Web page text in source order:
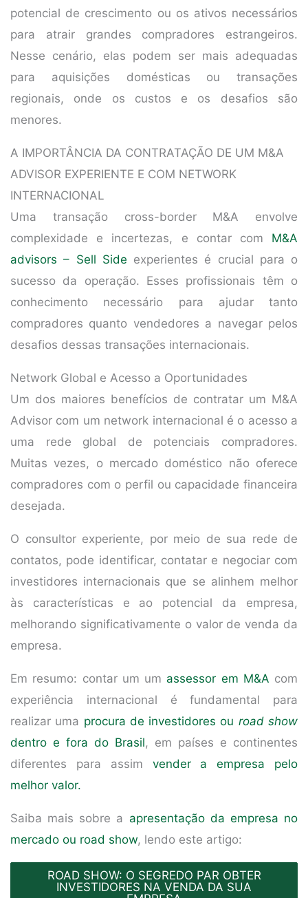
potencial de crescimento ou os ativos necessários
para atrair grandes compradores estrangeiros.
Nesse cenário, elas podem ser mais adequadas
para aquisições domésticas ou transações
regionais, onde os custos e os desafios são
menores.
A IMPORTÂNCIA DA CONTRATAÇÃO DE UM M&A
ADVISOR EXPERIENTE E COM NETWORK
INTERNACIONAL
Uma transação cross-border M&A envolve
complexidade e incertezas, e contar com M&A
advisors – Sell Side experientes é crucial para o
sucesso da operação. Esses profissionais têm o
conhecimento necessário para ajudar tanto
compradores quanto vendedores a navegar pelos
desafios dessas transações internacionais.
Network Global e Acesso a Oportunidades
Um dos maiores benefícios de contratar um M&A
Advisor com um network internacional é o acesso a
uma rede global de potenciais compradores.
Muitas vezes, o mercado doméstico não oferece
compradores com o perfil ou capacidade financeira
desejada.
O consultor experiente, por meio de sua rede de
contatos, pode identificar, contatar e negociar com
investidores internacionais que se alinhem melhor
às características e ao potencial da empresa,
melhorando significativamente o valor de venda da
empresa.
Em resumo: contar um um assessor em M&A com
experiência internacional é fundamental para
realizar uma procura de investidores ou road show
dentro e fora do Brasil, em países e continentes
diferentes para assim vender a empresa pelo
melhor valor.
Saiba mais sobre a apresentação da empresa no
mercado ou road show, lendo este artigo:
ROAD SHOW: O SEGREDO PAR OBTER
INVESTIDORES NA VENDA DA SUA